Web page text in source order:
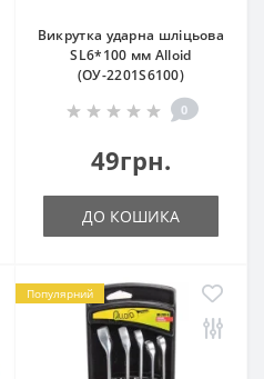
Викрутка ударна шліцьова
SL6*100 мм Alloid
(ОУ-2201S6100)
0
49грн.
ДО КОШИКА
Популярний